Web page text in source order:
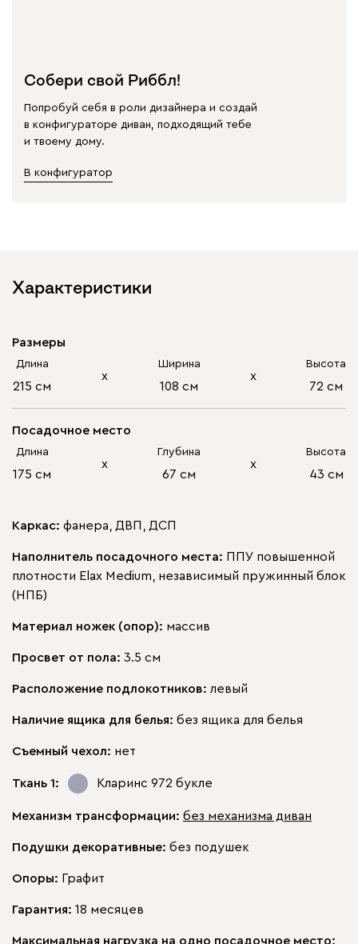
Собери свой Риббл!
Попробуй себя в роли дизайнера и создай
в конфигураторе диван, подходящий тебе
и твоему дому.
В конфигуратор
Характеристики
Размеры
Длина
215 см
х
Ширина
108 см
х
Высота
72 см
Посадочное место
Длина
175 см
х
Глубина
67 см
х
Высота
43 см
Каркас: фанера, ДВП, ДСП
Наполнитель посадочного места: ППУ повышенной
плотности Elax Medium, независимый пружинный блок
(НПБ)
Материал ножек (опор): массив
Просвет от пола: 3.5 см
Расположение подлокотников: левый
Наличие ящика для белья: без ящика для белья
Съемный чехол: нет
Ткань 1: Кларинс 972 букле
Механизм трансформации: без механизма диван
Подушки декоративные: без подушек
Опоры: Графит
Гарантия: 18 месяцев
Максимальная нагрузка на одно посадочное место: